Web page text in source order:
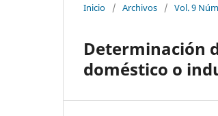
Inicio / Archivos / Vol. 9
Determinación
doméstico o